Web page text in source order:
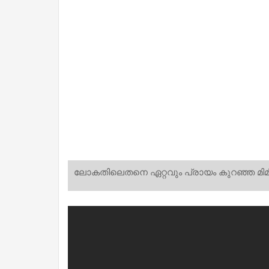
ലോകതിലെതനെ ഏറ്റവും പ്രായം കുറഞ്ഞ